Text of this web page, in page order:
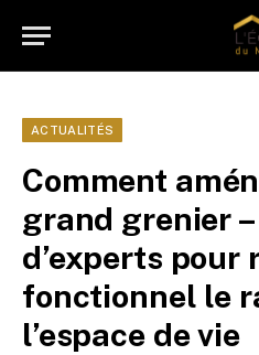
ACTUALITÉS
Comment
grand grenier
d’experts pour
fonctionnel le
l’espace de vie